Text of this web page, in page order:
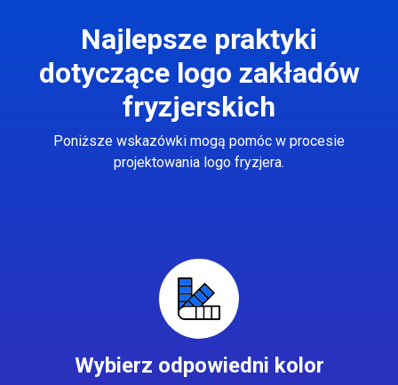
Najlepsze praktyki
dotyczące logo zakładów
fryzjerskich
Poniższe wskazówki mogą pomóc w procesie
projektowania logo fryzjera.
Wybierz odpowiedni kolor